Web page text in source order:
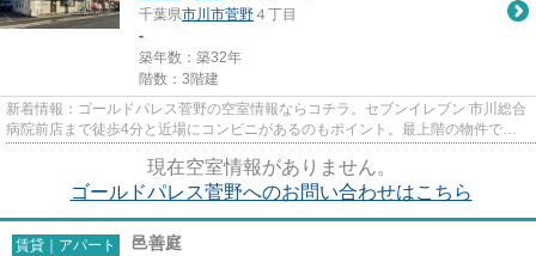
千葉県市川市菅野 ４丁目
-
築年数：築32年
階数：3階建
新着情報：ゴールドパレス菅野の空室情報ならコチラ。セブンイレブン 市川総合
病院前店まで徒歩4分と近場にコンビニがあるのもポイント。最上階の物件で
現在空室情報がありません。
ゴールドパレス菅野へのお問い合わせはこちら
賃貸｜アパート 邑善庭